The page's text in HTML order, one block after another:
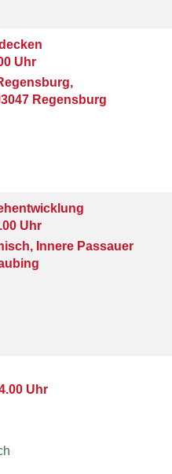
Uhr
Regensburg
Uhr
Innere Passauer
Uhr